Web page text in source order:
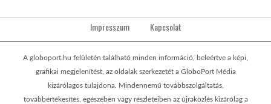
Impresszum Kapcsolat
A globoport.hu felületén található minden információ, beleértve a képi,
grafikai megjelenítést, az oldalak szerkezetét a GloboPort Média
kizárólagos tulajdona. Mindennemű továbbszolgáltatás,
továbbértékesítés, egészében vagy részleteiben az újraközlés kizárólag a